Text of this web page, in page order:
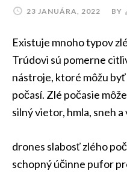
23 JANUÁRA, 2022 BY
Existuje mnoho typov
Trúdovi sú pomerne
nástroje, ktoré môžu
počasí. Zlé počasie
silný vietor, hmla, sneh
drones slabosť zlého
schopný účinne pufor